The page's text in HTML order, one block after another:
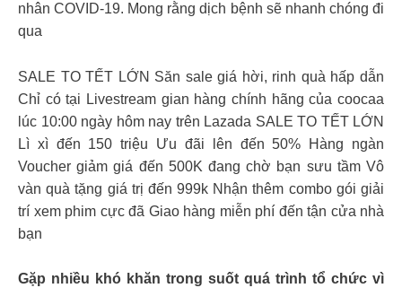
nhân COVID-19. Mong rằng dịch bệnh sẽ nhanh chóng đi
qua
SALE TO TẾT LỚN Săn sale giá hời, rinh quà hấp dẫn
Chỉ có tại Livestream gian hàng chính hãng của coocaa
lúc 10:00 ngày hôm nay trên Lazada SALE TO TẾT LỚN
Lì xì đến 150 triệu Ưu đãi lên đến 50% Hàng ngàn
Voucher giảm giá đến 500K đang chờ bạn sưu tầm Vô
vàn quà tặng giá trị đến 999k Nhận thêm combo gói giải
trí xem phim cực đã Giao hàng miễn phí đến tận cửa nhà
bạn
Gặp nhiều khó khăn trong suốt quá trình tổ chức vì